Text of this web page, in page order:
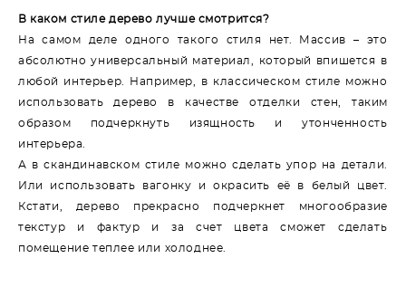
В каком стиле дерево лучше смотрится?
На самом деле одного такого стиля нет. Массив – это
абсолютно универсальный материал, который впишется в
любой интерьер. Например, в классическом стиле можно
использовать дерево в качестве отделки стен, таким
образом подчеркнуть изящность и утонченность
интерьера.
А в скандинавском стиле можно сделать упор на детали.
Или использовать вагонку и окрасить её в белый цвет.
Кстати, дерево прекрасно подчеркнет многообразие
текстур и фактур и за счет цвета сможет сделать
помещение теплее или холоднее.